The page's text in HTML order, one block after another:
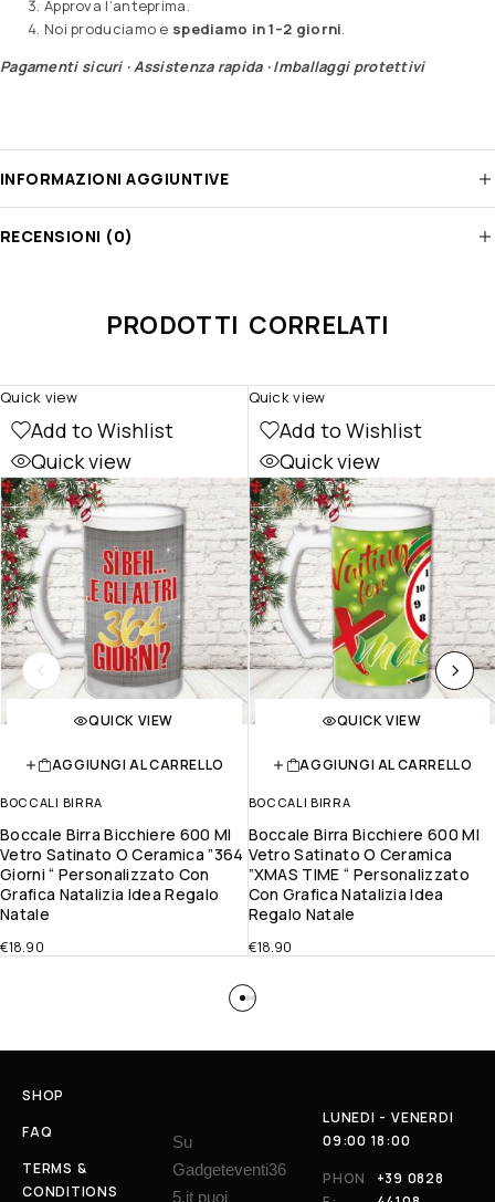
Approva l’anteprima.
Noi produciamo e spediamo in 1–2 giorni.
Pagamenti sicuri · Assistenza rapida · Imballaggi protettivi
INFORMAZIONI AGGIUNTIVE
RECENSIONI (0)
PRODOTTI CORRELATI
Add to Wishlist
Quick view
QUICK VIEW
AGGIUNGI AL CARRELLO
BOCCALI BIRRA
Boccale Birra Bicchiere 600 Ml
Vetro Satinato O Ceramica ”364
Giorni “ Personalizzato Con
Grafica Natalizia Idea Regalo
Natale
€18.90
Quick view
Add to Wishlist
Quick view
QUICK VIEW
AGGIUNGI AL CARRELLO
BOCCALI BIRRA
Boccale Birra Bicchiere 600 Ml
Vetro Satinato O Ceramica
”XMAS TIME “ Personalizzato
Con Grafica Natalizia Idea
Regalo Natale
€18.90
Quick view
SHOP
FAQ
TERMS &
CONDITIONS
Su
Gadgeteventi36
5.it puoi
LUNEDI - VENERDI
09:00 18:00
PHON
+39 0828